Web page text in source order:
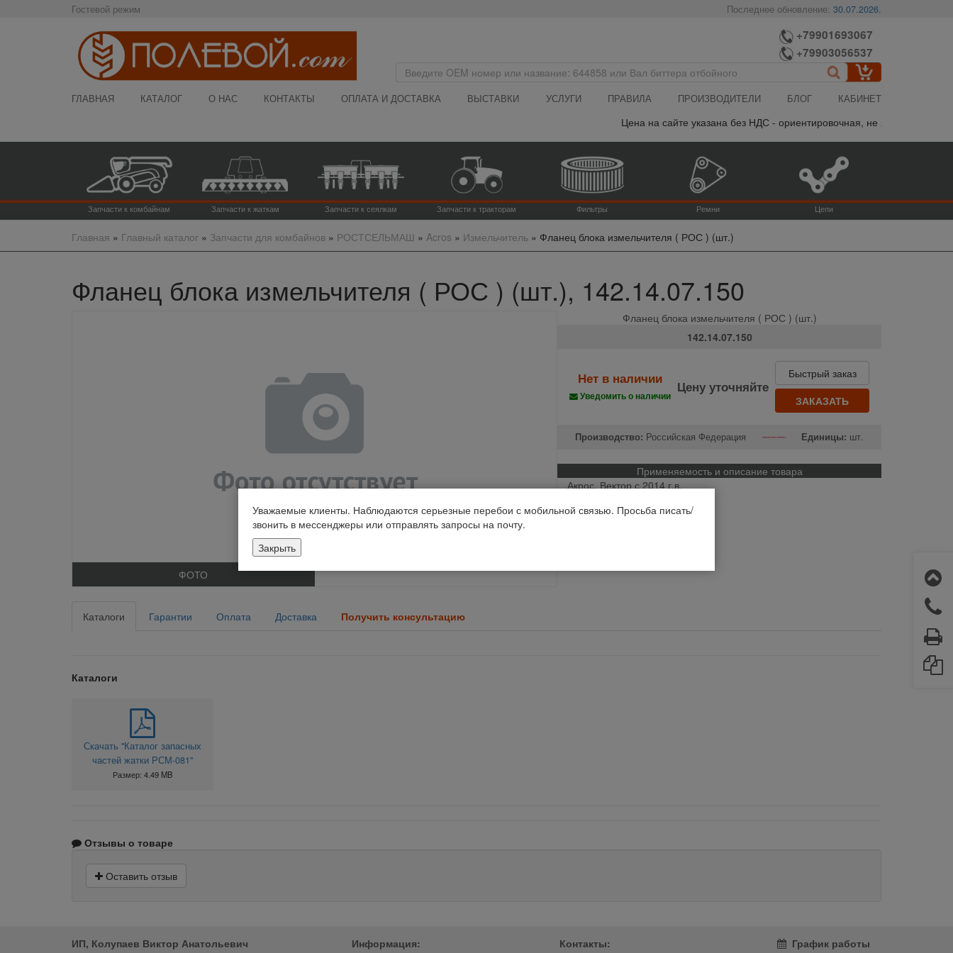
Гостевой режим Последнее обновление:30.07.2026,
+79901693067
+79903056537
ГЛАВНАЯ КАТАЛОГ О НАС КОНТАКТЫ ОПЛАТА И ДОСТАВКА ВЫСТАВКИ УСЛУГИ ПРАВИЛА ПРОИЗВОДИТЕЛИ БЛОГ КАБИНЕТ
Цена на сайте указана без НДС - ориентировочная, не является
Запчасти к комбайнам Запчасти к жаткам Запчасти к сеялкам Запчасти к тракторам Фильтры Ремни Цепи
Главная » Главный каталог» Запчасти для комбайнов» РОСТСЕЛЬМАШ » Acros » Измельчитель» Фланец блока измельчителя ( РОС ) (шт.)
Фланец блока измельчителя ( РОС ) (шт.), 142.14.07.150
ФОТО
Фланец блока измельчителя ( РОС ) (шт.)
142.14.07.150
Нет в наличии
Уведомить о наличии
Цену уточняйте
Быстрый заказ
ЗАКАЗАТЬ
Производство: Российская Федерация Единицы: шт.
Применяемость и описание товара
Акрос, Вектор с 2014 г.в.
Каталоги Гарантии Оплата Доставка Получить консультацию
Каталоги
Скачать "Каталог запасных
частей жатки РСМ-081"
Размер: 4.49 MB
Отзывы о товаре
Оставить отзыв
ИП, Колупаев Виктор Анатольевич
Информация:
Контакты:
График работы
Уважаемые клиенты. Наблюдаются серьезные перебои с мобильной связью. Просьба писать/
звонить в мессенджеры или отправлять запросы на почту.
Закрыть